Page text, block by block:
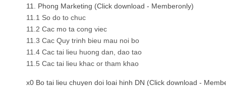
11. Phong Marketing (Click download - Memberonly)
11.1 So do to chuc
11.2 Cac mo ta cong viec
11.3 Cac Quy trinh bieu mau noi bo
11.4 Cac tai lieu huong dan, dao tao
11.5 Cac tai lieu khac or tham khao
x0 Bo tai lieu chuyen doi loai hinh DN (Click download -